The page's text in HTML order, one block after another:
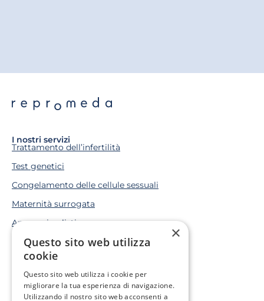
I nostri servizi
Trattamento dell’infertilità
Test genetici
Congelamento delle cellule sessuali
Maternità surrogata
Approccio olistico
Situazioni di vita
Ho un problema genetico
Sono in cura oncologica
×
Questo sito web utilizza
cookie
Questo sito web utilizza i cookie per
migliorare la tua esperienza di navigazione.
Utilizzando il nostro sito web acconsenti a